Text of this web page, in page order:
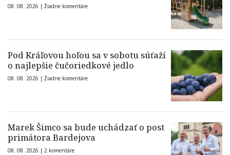
08. 08. 2026 | Žiadne komentáre
Pod Kráľovou hoľou sa v sobotu súťaží
o najlepšie čučoriedkové jedlo
08. 08. 2026 | Žiadne komentáre
Marek Šimco sa bude uchádzať o post
primátora Bardejova
08. 08. 2026 | 2 komentáre